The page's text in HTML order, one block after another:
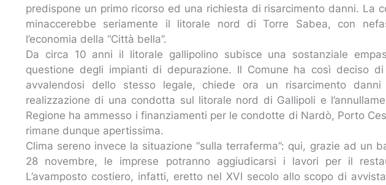
predispone un primo ricorso ed una richiesta di risarcimento danni. La
minaccerebbe seriamente il litorale nord di Torre Sabea, con
l’economia della “Città bella”.
Da circa 10 anni il litorale gallipolino subisce una sostanziale
questione degli impianti di depurazione. Il Comune ha così deciso
avvalendosi dello stesso legale, chiede ora un risarcimento danni
realizzazione di una condotta sul litorale nord di Gallipoli e
Regione ha ammesso i finanziamenti per le condotte di Nardò, Porto
rimane dunque apertissima.
Clima sereno invece la situazione “sulla terraferma”: qui, grazie ad un
28 novembre, le imprese potranno aggiudicarsi i lavori per il
L’avamposto costiero, infatti, eretto nel XVI secolo allo scopo di